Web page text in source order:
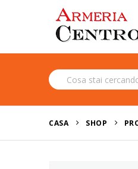
CASA SHOP